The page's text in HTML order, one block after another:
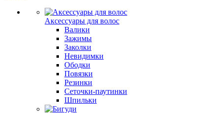
Аксессуары для волос
Валики
Зажимы
Заколки
Невидимки
Ободки
Повязки
Резинки
Сеточки-паутинки
Шпильки